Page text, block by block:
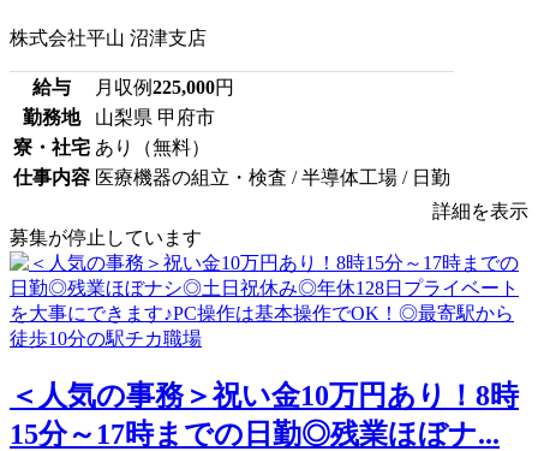
株式会社平山 沼津支店
給与 月収例225,000円
勤務地
山梨県 甲府市
寮・社宅 あり（無料）
仕事内容 医療機器の組立・検査 / 半導体工場 / 日勤
詳細を表示
募集が停止しています
＜人気の事務＞祝い金10万円あり！8時
15分～17時までの日勤◎残業ほぼナ...